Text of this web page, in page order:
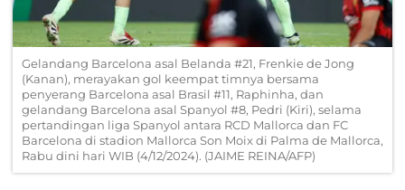
Gelandang Barcelona asal Belanda #21, Frenkie de Jong
(Kanan), merayakan gol keempat timnya bersama
penyerang Barcelona asal Brasil #11, Raphinha, dan
gelandang Barcelona asal Spanyol #8, Pedri (Kiri), selama
pertandingan liga Spanyol antara RCD Mallorca dan FC
Barcelona di stadion Mallorca Son Moix di Palma de Mallorca,
Rabu dini hari WIB (4/12/2024). (JAIME REINA/AFP)